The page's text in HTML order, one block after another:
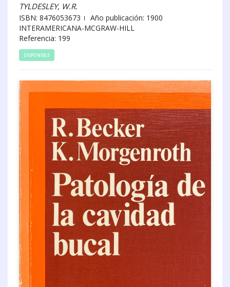
TYLDESLEY, W.R.
ISBN: 8476053673
Año publicación: 1900
INTERAMERICANA-MCGRAW-HILL
Referencia: 199
DISPONIBLE